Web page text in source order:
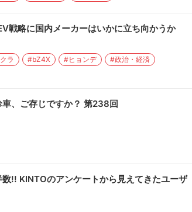
戦略に国内メーカーはいかに立ち向かうか
ラ #bZ4X #ヒョンデ #政治・経済
車、ご存じですか？ 第238回
数!! KINTOのアンケートから見えてきたユーザ